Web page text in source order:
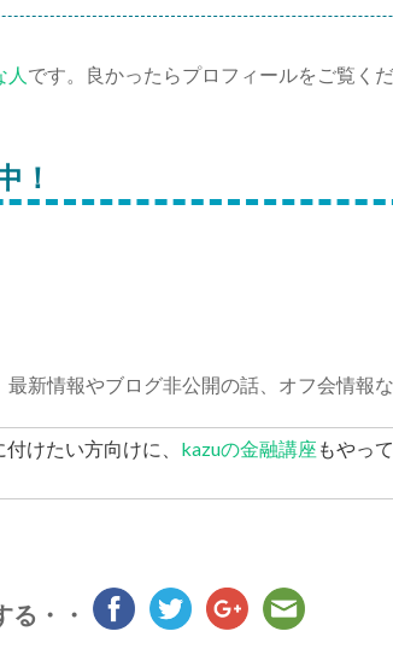
人 です。良かったらプロフィールをご覧くだ
！
新情報やブログ非公開の話、オフ会情報な
けたい方向けに、 kazuの金融講座 もやっ
・・